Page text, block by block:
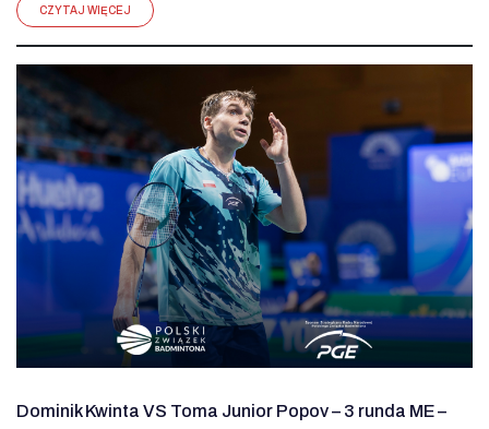
CZYTAJ WIĘCEJ
Dominik Kwinta VS Toma Junior Popov – 3 runda ME –